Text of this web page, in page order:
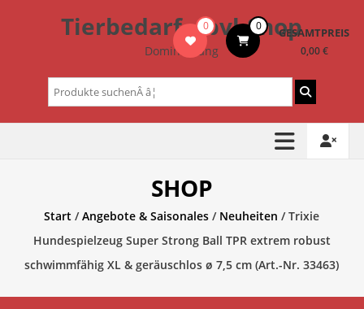
Tierbedarf – bvl-Shop
Dominik Lang
0 0 GESAMTPREIS
0,00 €
Suchen
nach:
SHOP
Start /Angebote & Saisonales / Neuheiten / Trixie
Hundespielzeug Super Strong Ball TPR extrem robust
schwimmfähig XL & geräuschlos ø 7,5 cm (Art.-Nr. 33463)